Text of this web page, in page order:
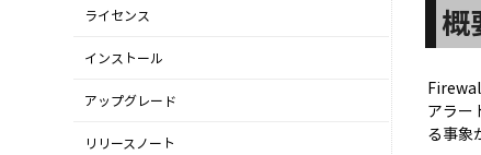
ライセンス
インストール
アップグレード
リリースノート
概
アラー
る事象